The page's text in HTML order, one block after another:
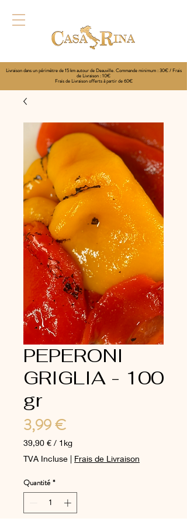
Livraison dans un périmètre de 15 km autour de Deauville. Commande minimum : 30€ / Frais
de Livraison : 10€
Frais de Livraison offerts à partir de 60€
PEPERONI
GRIGLIA - 100
gr
3,99 €Prix
39,90 € / 1kg
39,90 €
pour
Kilogramme
TVA Incluse | Frais de Livraison
Quantité *